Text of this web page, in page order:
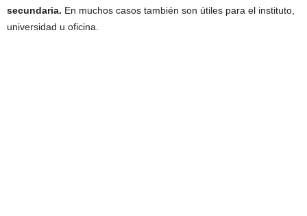
secundaria. En muchos casos también son útiles para el instituto,
universidad u oficina.